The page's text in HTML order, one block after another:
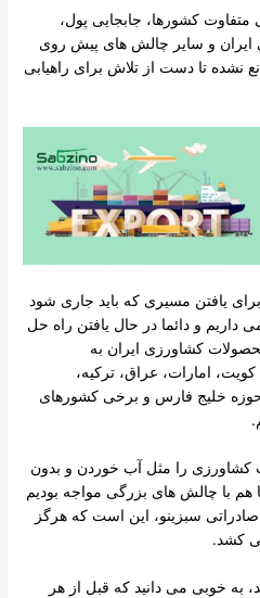
کشورها، جابجایی پول،
ایران و سایر چالش های پیش روی
نشده تا دست از تلاش برای راهیابی
یافتن مسیری که باید جاری شود
داریم و دائما در حال یافتن راه حل
کشاورزی ایران به
امارات، عراق، ترکیه،
خلیج فارس و برخی کشورهای
کشاورزی را مثل آب خوردن و بدون
هم با چالش های بزرگی مواجه بودیم
سبزینو، این است که هرگز
کشد.
به خوبی می دانید که قبل از هر